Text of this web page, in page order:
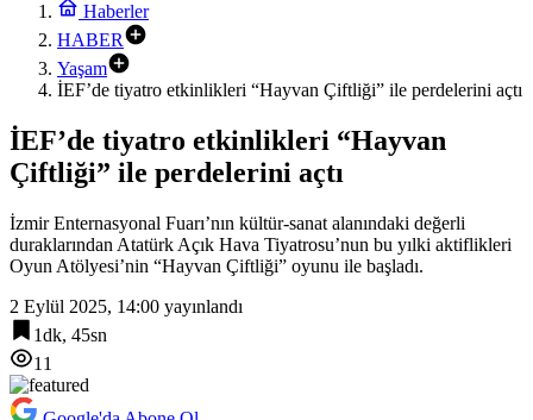
Haberler
HABER
Yaşam
İEF’de tiyatro etkinlikleri “Hayvan Çiftliği” ile perdelerini açtı
İEF’de tiyatro etkinlikleri “Hayvan
Çiftliği” ile perdelerini açtı
İzmir Enternasyonal Fuarı’nın kültür-sanat alanındaki değerli
duraklarından Atatürk Açık Hava Tiyatrosu’nun bu yılki aktiflikleri
Oyun Atölyesi’nin “Hayvan Çiftliği” oyunu ile başladı.
2 Eylül 2025, 14:00 yayınlandı
1dk, 45sn
11